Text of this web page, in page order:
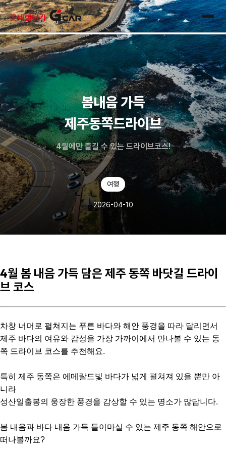
skip navigation
전체
봄내음 가득
제주동쪽드라이브
4월에만 즐길 수 있는 드라이브코스!
여행
2026-04-10
4월 봄 내음 가득 담은 제주 동쪽 바닷길 드라이
브 코스
차창 너머로 펼쳐지는 푸른 바다와 해안 풍경을 따라 달리면서
제주 바다의 여유와 감성을 가장 가까이에서 만나볼 수 있는 동
쪽 드라이브 코스를 추천해요.
특히 제주 동쪽은 에메랄드빛 바다가 넓게 펼쳐져 있을 뿐만 아
니라
성산일출봉의 웅장한 풍경을 감상할 수 있는 명소가 많답니다.
봄 내음과 바다 내음 가득 들이마실 수 있는 제주 동쪽 해안으로
떠나볼까요?